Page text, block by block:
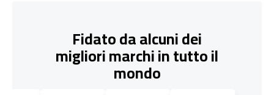
Fidato da alcuni dei
migliori marchi in tutto il
mondo